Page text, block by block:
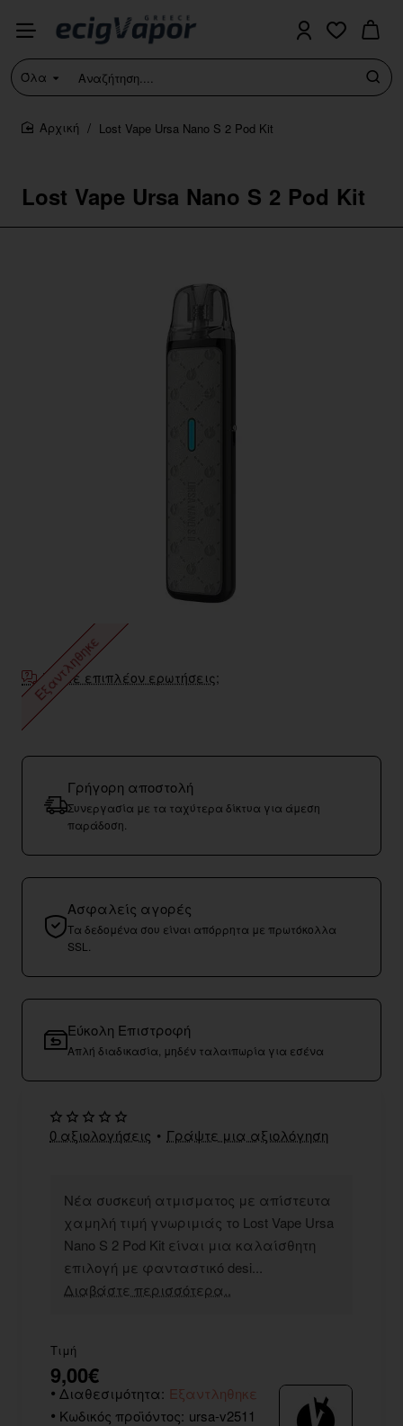
Όλα
Αναζήτηση....
Lost Vape Ursa Nano S 2 Pod Kit
home
Lost Vape Ursa Nano S 2 Pod Kit
Εξαντληθηκε
Έχετε επιπλέον ερωτήσεις;
Γρήγορη αποστολή
Συνεργασία με τα ταχύτερα δίκτυα για άμεση
παράδοση.
Ασφαλείς αγορές
Τα δεδομένα σου είναι απόρρητα με πρωτόκολλα
SSL.
Εύκολη Επιστροφή
Απλή διαδικασία, μηδέν ταλαιπωρία για εσένα
Νέα συσκευή ατμισματος με απίστευτα
χαμηλή τιμή γνωριμιάς το Lost Vape Ursa
Nano S 2 Pod Kit είναι μια καλαίσθητη
επιλογή με φανταστικό desi...
Διαβάστε περισσότερα..
0 αξιολογήσεις • Γράψτε μια αξιολόγηση
Τιμή
9,00€
Διαθεσιμότητα: Εξαντληθηκε
Κωδικός προϊόντος: ursa-v2511